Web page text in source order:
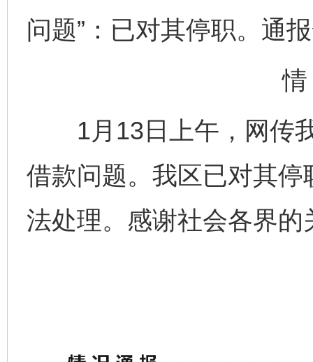
问题”：已对其停职。通
情
1月13日上午，网传我
借款问题。我区已对其
法处理。感谢社会各界的